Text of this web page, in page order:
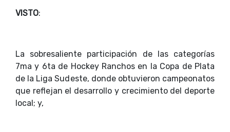
VISTO:
La sobresaliente participación de las categorías
7ma y 6ta de Hockey Ranchos en la Copa de Plata
de la Liga Sudeste, donde obtuvieron campeonatos
que reflejan el desarrollo y crecimiento del deporte
local; y,